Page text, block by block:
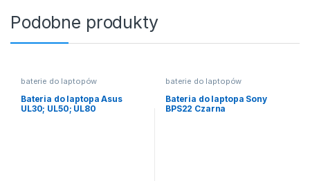
Podobne produkty
baterie do laptopów
Bateria do laptopa Asus
UL30; UL50; UL80
baterie do laptopów
Bateria do laptopa Sony
BPS22 Czarna